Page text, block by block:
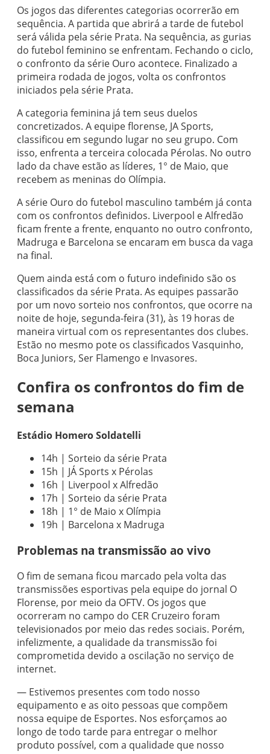
Os jogos das diferentes categorias ocorrerão em
sequência. A partida que abrirá a tarde de futebol
será válida pela série Prata. Na sequência, as gurias
do futebol feminino se enfrentam. Fechando o ciclo,
o confronto da série Ouro acontece. Finalizado a
primeira rodada de jogos, volta os confrontos
iniciados pela série Prata.
A categoria feminina já tem seus duelos
concretizados. A equipe florense, JA Sports,
classificou em segundo lugar no seu grupo. Com
isso, enfrenta a terceira colocada Pérolas. No outro
lado da chave estão as líderes, 1° de Maio, que
recebem as meninas do Olímpia.
A série Ouro do futebol masculino também já conta
com os confrontos definidos. Liverpool e Alfredão
ficam frente a frente, enquanto no outro confronto,
Madruga e Barcelona se encaram em busca da vaga
na final.
Quem ainda está com o futuro indefinido são os
classificados da série Prata. As equipes passarão
por um novo sorteio nos confrontos, que ocorre na
noite de hoje, segunda-feira (31), às 19 horas de
maneira virtual com os representantes dos clubes.
Estão no mesmo pote os classificados Vasquinho,
Boca Juniors, Ser Flamengo e Invasores.
Confira os confrontos do fim de
semana
Estádio Homero Soldatelli
14h | Sorteio da série Prata
15h | JÁ Sports x Pérolas
16h | Liverpool x Alfredão
17h | Sorteio da série Prata
18h | 1° de Maio x Olímpia
19h | Barcelona x Madruga
Problemas na transmissão ao vivo
O fim de semana ficou marcado pela volta das
transmissões esportivas pela equipe do jornal O
Florense, por meio da OFTV. Os jogos que
ocorreram no campo do CER Cruzeiro foram
televisionados por meio das redes sociais. Porém,
infelizmente, a qualidade da transmissão foi
comprometida devido a oscilação no serviço de
internet.
— Estivemos presentes com todo nosso
equipamento e as oito pessoas que compõem
nossa equipe de Esportes. Nos esforçamos ao
longo de todo tarde para entregar o melhor
produto possível, com a qualidade que nosso